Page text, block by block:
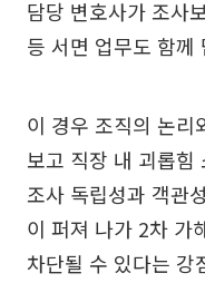
담당 변호사가 조사
등 서면 업무도 함께
이 경우 조직의 논리
보고 직장 내 괴롭힘
조사 독립성과 객관
이 퍼져 나가 2차 가
차단될 수 있다는 강